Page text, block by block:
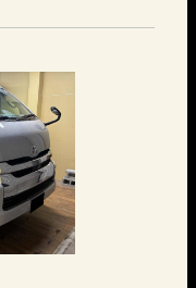
4-7営業時間 10: